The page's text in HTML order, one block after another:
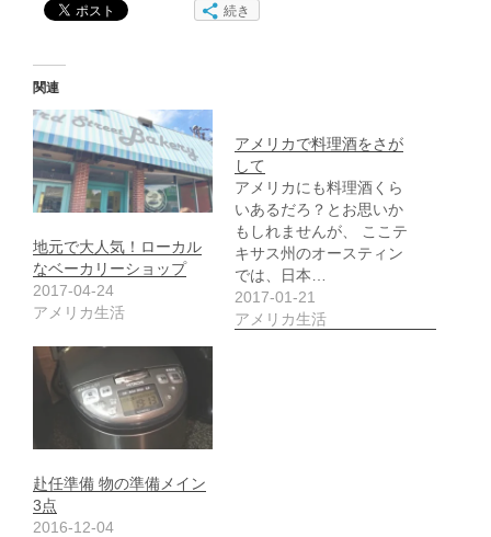
続き
関連
地元で大人気！ローカル
なベーカリーショップ
2017-04-24
アメリカ生活
アメリカで料理酒をさが
して
アメリカにも料理酒くら
いあるだろ？とお思いか
もしれませんが、 ここテ
キサス州のオースティン
では、日本…
2017-01-21
アメリカ生活
赴任準備 物の準備メイン
3点
2016-12-04